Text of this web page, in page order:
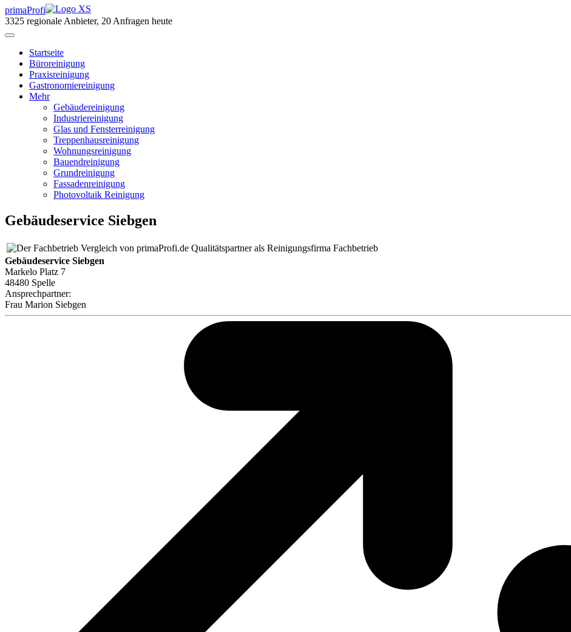
primaProfi
3325 regionale Anbieter, 20 Anfragen heute
Startseite
Büroreinigung
Praxisreinigung
Gastronomiereinigung
Mehr
Gebäudereinigung
Industriereinigung
Glas und Fensterreinigung
Treppenhausreinigung
Wohnungsreinigung
Bauendreinigung
Grundreinigung
Fassadenreinigung
Photovoltaik Reinigung
Gebäudeservice Siebgen
Qualitätspartner als Reinigungsfirma Fachbetrieb
Gebäudeservice Siebgen
Markelo Platz 7
48480 Spelle
Ansprechpartner:
Frau Marion Siebgen